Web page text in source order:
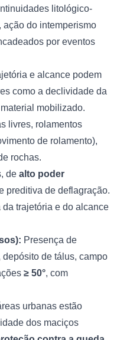
litológico-
ação do intemperismo
por eventos
e alcance podem
como a declividade da
mobilizado.
livres, rolamentos
de rolamento),
rochas.
de alto poder
preditiva de deflagração.
trajetória e do alcance
Presença de
depósito de tálus, campo
≥ 50°, com
urbanas estão
dos maciços